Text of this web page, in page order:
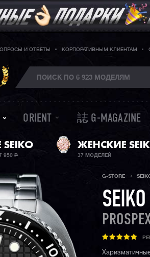
И ОТВЕТЫ КОРПОРАТИВНЫМ КЛИЕНТАМ
ORIENT 誌 G-MAGAZINE
950Р
ЖЕНСКИЕ
37 МОДЕЛЕЙ
G-STORE